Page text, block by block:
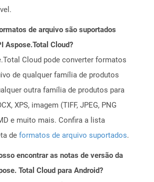
de arquivo são suportados
Aspose.Total Cloud?
Cloud pode converter formatos
de qualquer família de produtos
outra família de produtos para
XPS, imagem (TIFF, JPEG, PNG
e muito mais. Confira a lista
de formatos de arquivo suportados.
encontrar as notas de versão da
Total Cloud para Android?